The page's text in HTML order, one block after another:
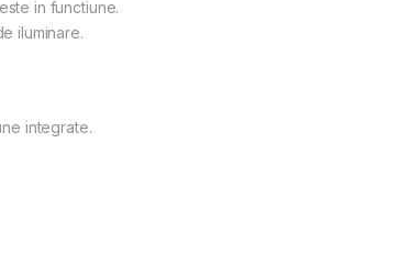
in functiune.
iluminare.
integrate.